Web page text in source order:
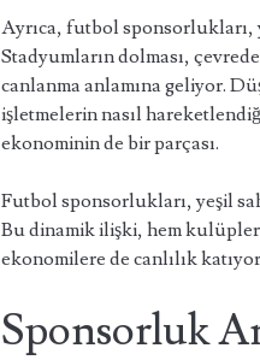
Ayrıca, futbol sponsorlukları,
Stadyumların dolması,
canlanma anlamına geliyor.
işletmelerin nasıl
ekonominin de bir parçası.
Futbol sponsorlukları, yeşil
Bu dinamik ilişki, hem
ekonomilere de canlılık
Sponsorluk